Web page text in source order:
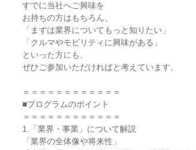
すでに当社へご興味を
お持ちの方はもちろん、
「まずは業界についてもっと知りたい」
「クルマやモビリティに興味がある」
といった方にも、
ぜひご参加いただければと考えています。
＝＝＝＝＝＝＝＝＝＝＝＝
■プログラムのポイント
＝＝＝＝＝＝＝＝＝＝＝＝
1.「業界・事業」について解説
「業界の全体像や将来性」